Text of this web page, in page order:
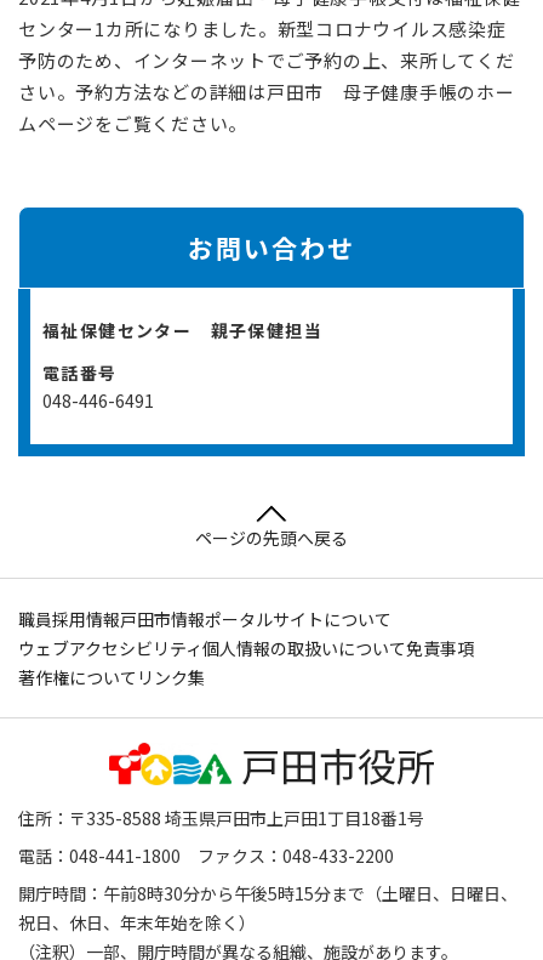
センター1カ所になりました。新型コロナウイルス感染症
予防のため、インターネットでご予約の上、来所してくだ
さい。予約方法などの詳細は戸田市 母子健康手帳のホー
ムページをご覧ください。
お問い合わせ
福祉保健センター 親子保健担当
電話番号
048-446-6491
ページの先頭へ戻る
職員採用情報戸田市情報ポータルサイトについて
ウェブアクセシビリティ個人情報の取扱いについて免責事項
著作権について リンク集
住所：〒335-8588 埼玉県戸田市上戸田1丁目18番1号
電話：048-441-1800 ファクス：048-433-2200
開庁時間：午前8時30分から午後5時15分まで（土曜日、日曜日、
祝日、休日、年末年始を除く）
（注釈）一部、開庁時間が異なる組織、施設があります。